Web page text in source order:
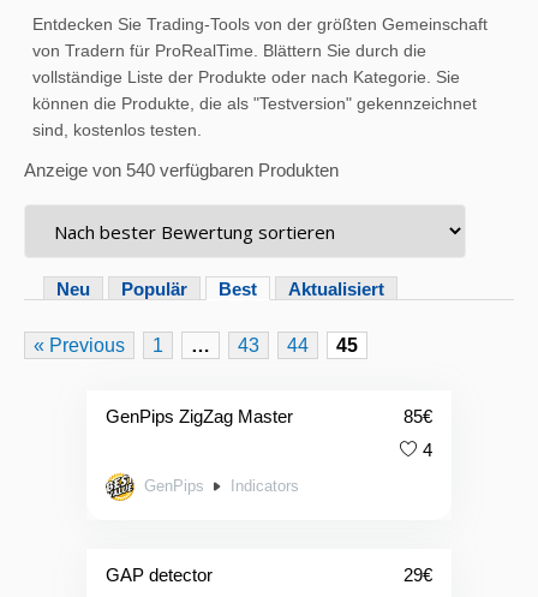
Entdecken Sie Trading-Tools von der größten Gemeinschaft
von Tradern für ProRealTime. Blättern Sie durch die
vollständige Liste der Produkte oder nach Kategorie. Sie
können die Produkte, die als "Testversion" gekennzeichnet
sind, kostenlos testen.
Anzeige von 540 verfügbaren Produkten
Neu Populär Best Aktualisiert
« Previous 1 … 43 44 45
GenPips ZigZag Master 85€
4
GenPips Indicators
GAP detector 29€